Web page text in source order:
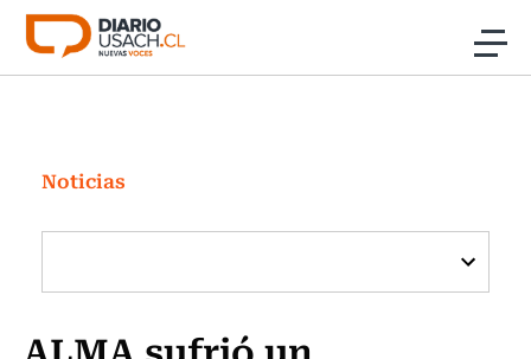
Click acá para ir directamente al contenido
Investigación
Cultura
Programas Radio y TV Usach
Noticias